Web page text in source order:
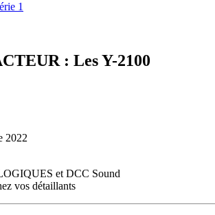
1
: Les Y-2100
2022
et DCC Sound
vos détaillants